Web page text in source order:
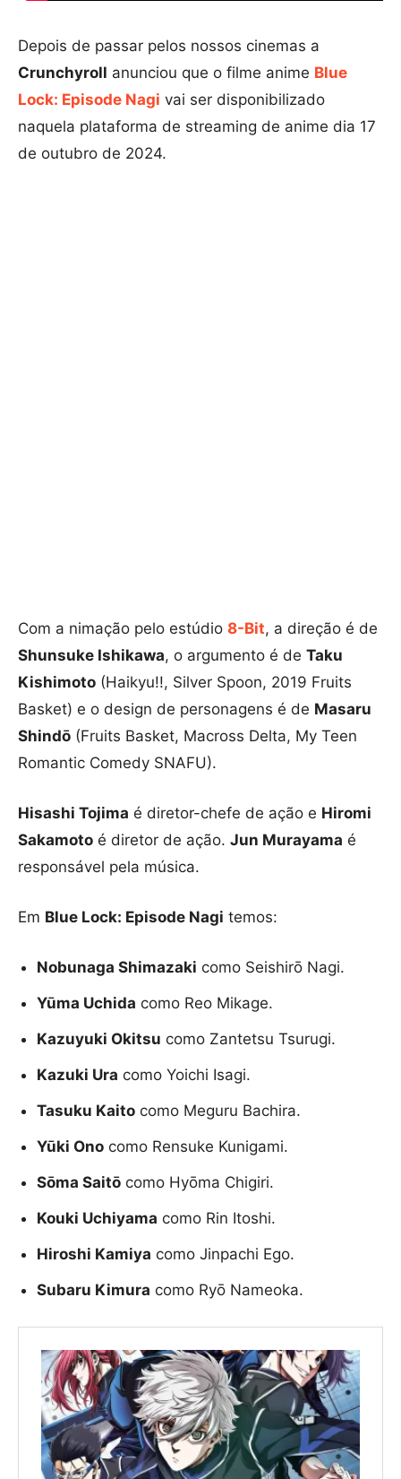
Depois de passar pelos nossos cinemas a
Crunchyroll anunciou que o filme anime Blue
Lock: Episode Nagi vai ser disponibilizado
naquela plataforma de streaming de anime dia 17
de outubro de 2024.
Com a nimação pelo estúdio 8-Bit, a direção é de
Shunsuke Ishikawa, o argumento é de Taku
Kishimoto (Haikyu!!, Silver Spoon, 2019 Fruits
Basket) e o design de personagens é de Masaru
Shindō (Fruits Basket, Macross Delta, My Teen
Romantic Comedy SNAFU).
Hisashi Tojima é diretor-chefe de ação e Hiromi
Sakamoto é diretor de ação. Jun Murayama é
responsável pela música.
Em Blue Lock: Episode Nagi temos:
Nobunaga Shimazaki como Seishirō Nagi.
Yūma Uchida como Reo Mikage.
Kazuyuki Okitsu como Zantetsu Tsurugi.
Kazuki Ura como Yoichi Isagi.
Tasuku Kaito como Meguru Bachira.
Yūki Ono como Rensuke Kunigami.
Sōma Saitō como Hyōma Chigiri.
Kouki Uchiyama como Rin Itoshi.
Hiroshi Kamiya como Jinpachi Ego.
Subaru Kimura como Ryō Nameoka.